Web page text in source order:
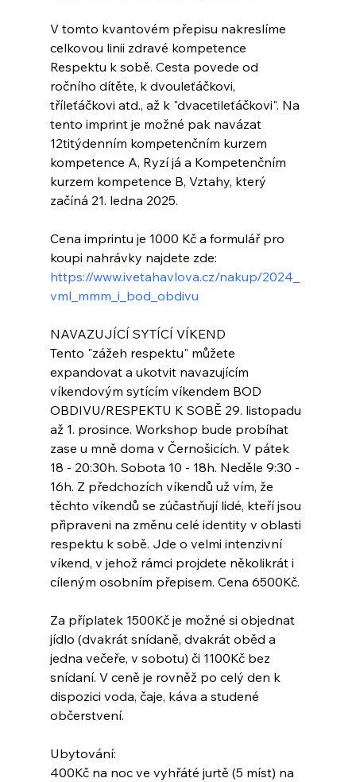
V tomto kvantovém přepisu nakreslíme
celkovou linii zdravé kompetence
Respektu k sobě. Cesta povede od
ročního dítěte, k dvouleťáčkovi,
tříleťáčkovi atd., až k "dvacetileťáčkovi". Na
tento imprint je možné pak navázat
12titýdenním kompetenčním kurzem
kompetence A, Ryzí já a Kompetenčním
kurzem kompetence B, Vztahy, který
začíná 21. ledna 2025.
Cena imprintu je 1000 Kč a formulář pro
koupi nahrávky najdete zde:
https://www.ivetahavlova.cz/nakup/2024_
vml_mmm_i_bod_obdivu
NAVAZUJÍCÍ SYTÍCÍ VÍKEND
Tento "zážeh respektu" můžete
expandovat a ukotvit navazujícím
víkendovým sytícím víkendem BOD
OBDIVU/RESPEKTU K SOBĚ 29. listopadu
až 1. prosince. Workshop bude probíhat
zase u mně doma v Černošicích. V pátek
18 - 20:30h. Sobota 10 - 18h. Neděle 9:30 -
16h. Z předchozích víkendů už vím, že
těchto víkendů se zúčastňují lidé, kteří jsou
připraveni na změnu celé identity v oblasti
respektu k sobě. Jde o velmi intenzivní
víkend, v jehož rámci projdete několikrát i
cíleným osobním přepisem. Cena 6500Kč.
Za příplatek 1500Kč je možné si objednat
jídlo (dvakrát snídaně, dvakrát oběd a
jedna večeře, v sobotu) či 1100Kč bez
snídaní. V ceně je rovněž po celý den k
dispozici voda, čaje, káva a studené
občerstvení.
Ubytování:
400Kč na noc ve vyhřáté jurtě (5 míst) na